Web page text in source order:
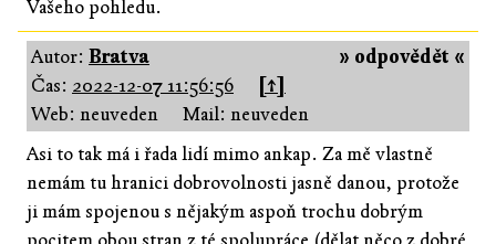
Vašeho pohledu.
» odpovědět «
Autor: Bratva
Čas: 2022-12-07 11:56:56
[↑]
Web: neuveden
Mail: neuveden
Asi to tak má i řada lidí mimo ankap. Za mě vlastně
nemám tu hranici dobrovolnosti jasně danou, protože
ji mám spojenou s nějakým aspoň trochu dobrým